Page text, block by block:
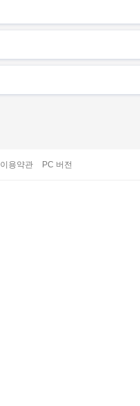
이용약관 PC 버전